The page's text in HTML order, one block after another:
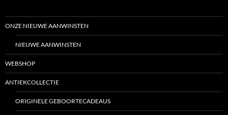
ONZE NIEUWE AANWINSTEN
NIEUWE AANWINSTEN
WEBSHOP
ANTIEKCOLLECTIE
ORIGINELE GEBOORTECADEAUS